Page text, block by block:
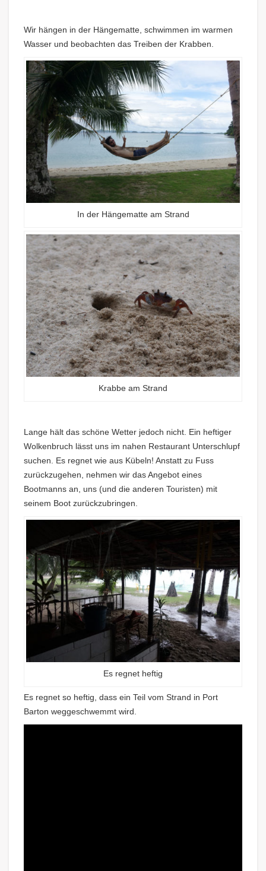
Wir hängen in der Hängematte, schwimmen im warmen
Wasser und beobachten das Treiben der Krabben.
In der Hängematte am Strand
Krabbe am Strand
Lange hält das schöne Wetter jedoch nicht. Ein heftiger
Wolkenbruch lässt uns im nahen Restaurant Unterschlupf
suchen. Es regnet wie aus Kübeln! Anstatt zu Fuss
zurückzugehen, nehmen wir das Angebot eines
Bootmanns an, uns (und die anderen Touristen) mit
seinem Boot zurückzubringen.
Es regnet heftig
Es regnet so heftig, dass ein Teil vom Strand in Port
Barton weggeschwemmt wird.